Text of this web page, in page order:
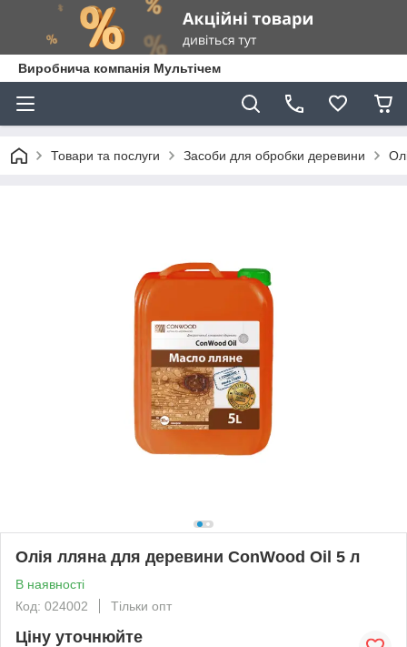
Виробнича компанія Мультічем
Товари та послуги Засоби для обробки деревини
Олія лляна для деревини ConWood Oil 5 л
В наявності
Код: 024002
Тільки опт
Ціну уточнюйте